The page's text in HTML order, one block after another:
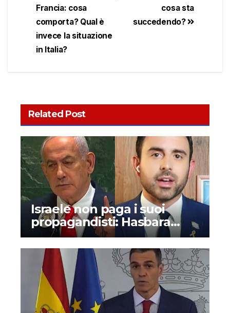
cosa sta
succedendo?
Francia: cosa
comporta? Qual è
invece la situazione
in Italia?
Related Post
Israele non paga i suoi
propagandisti: Hasbara
denunciata